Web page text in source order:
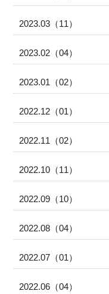
2023.03（11）
2023.02（04）
2023.01（02）
2022.12（01）
2022.11（02）
2022.10（11）
2022.09（10）
2022.08（04）
2022.07（01）
2022.06（04）